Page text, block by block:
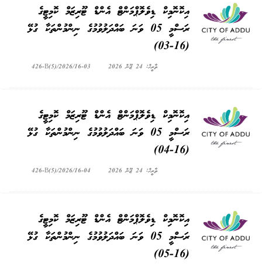
އިކޮނޮމިކް ޑިވެލޮޕްމަންޓް އެންޑް ޓޫރިޒަމް ކޮމިޓީގެ
ރަސްމީ 05 ވަނަ ބައްދަލުވުމުގެ ނިންމުންތަކާ ގުޅޭ
(16-03)
ތާރީޚް: 24 ޖޫން 2026 426-B(5)/2026/16-03
އިކޮނޮމިކް ޑިވެލޮޕްމަންޓް އެންޑް ޓޫރިޒަމް ކޮމިޓީގެ
ރަސްމީ 05 ވަނަ ބައްދަލުވުމުގެ ނިންމުންތަކާ ގުޅޭ
(16-04)
ތާރީޚް: 24 ޖޫން 2026 426-B(5)/2026/16-04
އިކޮނޮމިކް ޑިވެލޮޕްމަންޓް އެންޑް ޓޫރިޒަމް ކޮމިޓީގެ
ރަސްމީ 05 ވަނަ ބައްދަލުވުމުގެ ނިންމުންތަކާ ގުޅޭ
(16-05)